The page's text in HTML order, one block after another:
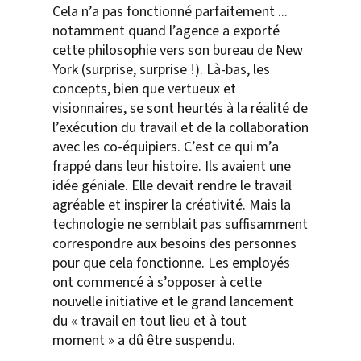
Cela n’a pas fonctionné parfaitement ...
notamment quand l’agence a exporté
cette philosophie vers son bureau de New
York (surprise, surprise !). Là-bas, les
concepts, bien que vertueux et
visionnaires, se sont heurtés à la réalité de
l’exécution du travail et de la collaboration
avec les co-équipiers. C’est ce qui m’a
frappé dans leur histoire. Ils avaient une
idée géniale. Elle devait rendre le travail
agréable et inspirer la créativité. Mais la
technologie ne semblait pas suffisamment
correspondre aux besoins des personnes
pour que cela fonctionne. Les employés
ont commencé à s’opposer à cette
nouvelle initiative et le grand lancement
du « travail en tout lieu et à tout
moment » a dû être suspendu.